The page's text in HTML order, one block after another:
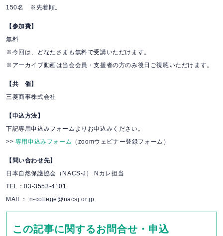
150名 ※先着順。
【参加費】
無料
※今回は、どなたさまも無料で受講いただけます。
※アーカイブ動画は当会会員・支援者の方のみ後日ご視聴いただけます。
【共 催】
三菱商事株式会社
【申込方法】
下記専用申込みフォームよりお申込みください。
>> 専用申込みフォーム （zoomウェビナー登録フォーム）
【問い合わせ先】
日本自然保護協会（NACS-J） Nカレ担当
TEL：03-3553-4101
MAIL： n-college@nacsj.or.jp
この記事に関するお問合せ・申込